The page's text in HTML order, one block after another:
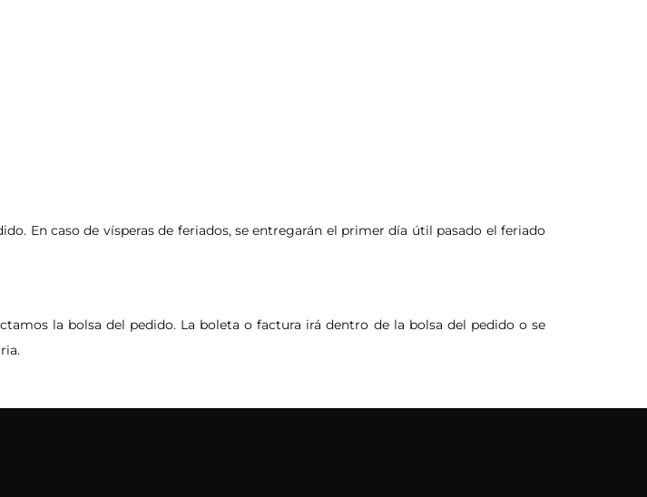
En caso de vísperas de feriados, se entregarán el primer día útil pasado el feriado
la bolsa del pedido. La boleta o factura irá dentro de la bolsa del pedido o se